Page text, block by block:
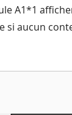
A1*1
si aucun